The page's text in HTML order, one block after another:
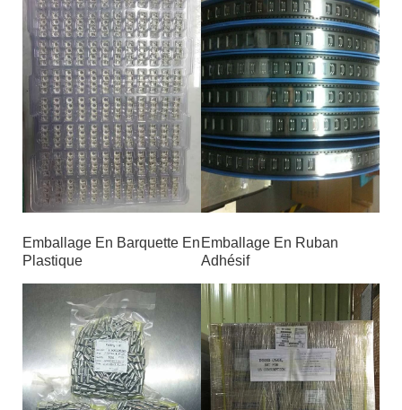
Emballage En Barquette En
Plastique
Emballage En Ruban
Adhésif